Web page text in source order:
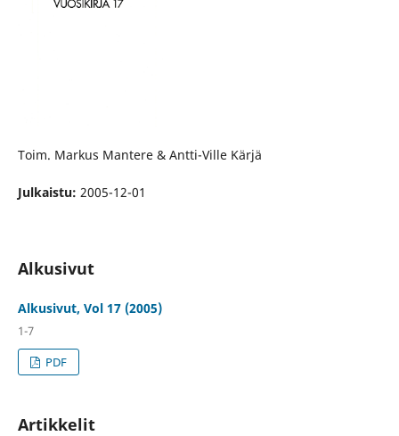
Toim. Markus Mantere & Antti-Ville Kärjä
Julkaistu: 2005-12-01
Alkusivut
Alkusivut, Vol 17 (2005)
1-7
PDF
Artikkelit